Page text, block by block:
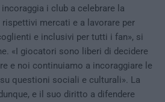
i club a celebrare la
mercati e a lavorare per
e inclusivi per tutti i fan», si
«I giocatori sono liberi di decidere
e noi continuiamo a incoraggiare le
questioni sociali e culturali». La
e il suo diritto a difendere